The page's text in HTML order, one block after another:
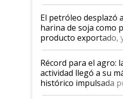
El petróleo desplazó
harina de soja como
producto exportado, y
el agro aportó casi
diez dólares y sostuvo
liderazgo en un
récord
Récord para el agro:
actividad llegó a su
histórico impulsada
cosecha y las